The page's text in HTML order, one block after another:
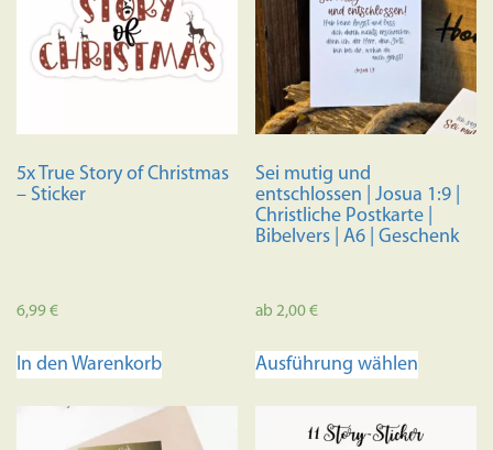
5x True Story of Christmas
– Sticker
6,99€
In den Warenkorb
Sei mutig und
entschlossen | Josua 1:9 |
Christliche Postkarte |
Bibelvers | A6 | Geschenk
ab2,00€
Ausführung wählen
mehrere